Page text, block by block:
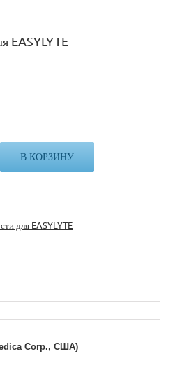
EASYLYTE
В КОРЗИНУ
для EASYLYTE
Corp., США)